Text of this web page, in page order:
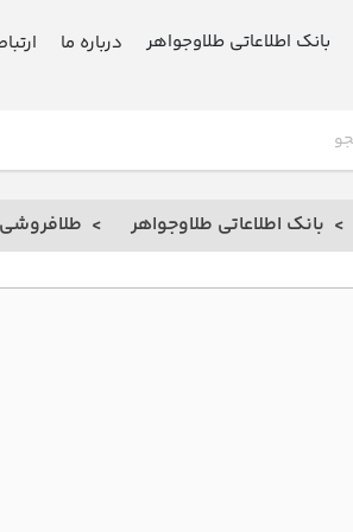
بانک اطلاعاتی طلاوجواهر درباره ما
بانک اطلاعاتی طلاوجواهر طلافروشی